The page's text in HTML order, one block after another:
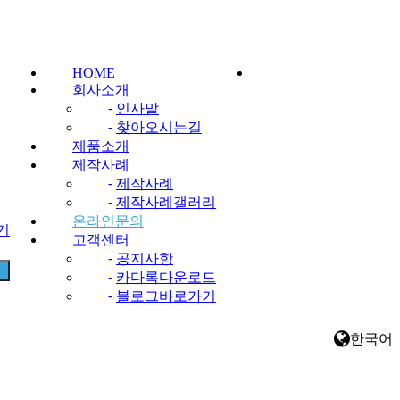
HOME
회사소개
- 인사말
- 찾아오시는길
제품소개
제작사례
- 제작사례
- 제작사례갤러리
온라인문의
고객센터
- 공지사항
- 카다록다운로드
- 블로그바로가기
한국어